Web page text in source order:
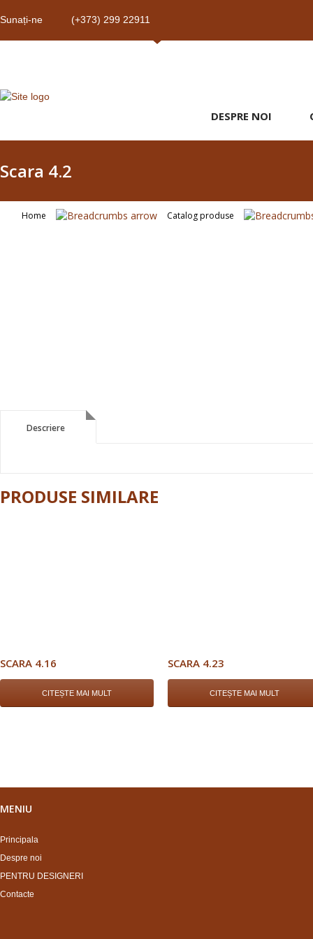
Sunați-ne (+373) 299 22911
DESPRE NOI
Scara 4.2
Home Catalog produse
Descriere
Descriere
PRODUSE SIMILARE
SCARA 4.16
CITEȘTE MAI MULT
SCARA 4.23
CITEȘTE MAI MULT
MENIU
Principala
Despre noi
PENTRU DESIGNERI
Contacte